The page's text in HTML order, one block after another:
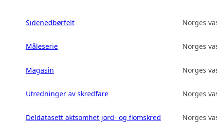
Sidenedbørfelt Norges
Måleserie Norges
Magasin Norges
Utredninger av skredfare Norges
Deldatasett aktsomhet jord- og flomskred Norges